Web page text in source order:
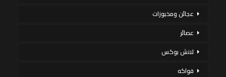
عجائن ومخبوزات
عصائر
لانش بوكس
فواكه